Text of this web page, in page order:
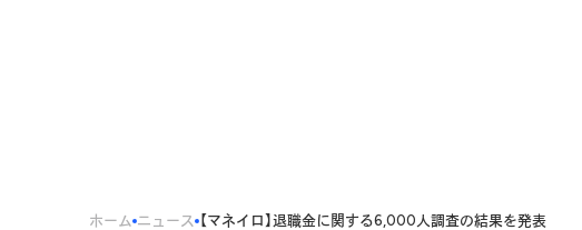
ホーム ニュース 【マネイロ】退職金に関する6,000人調査の結果を発表